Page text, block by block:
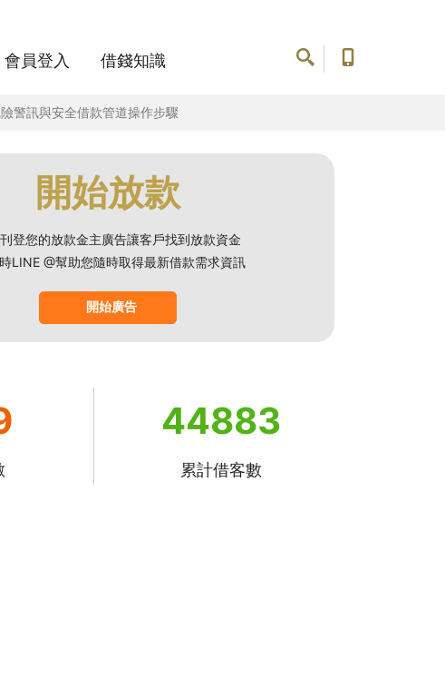
會員登入 借錢知識
警訊與安全借款管道操作步驟
開始放款
登您的放款金主廣告讓客戶找到放款資金
LINE @幫助您隨時取得最新借款需求資訊
開始廣告
44883
累計借客數